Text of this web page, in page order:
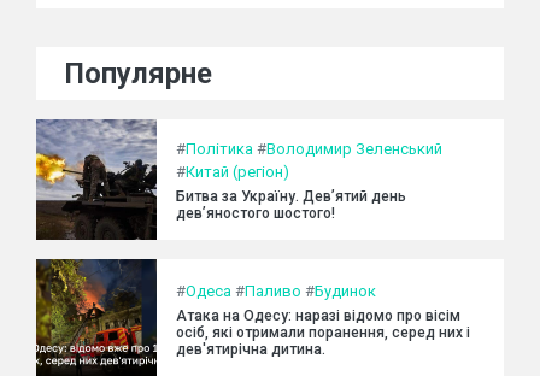
Популярне
#Політика #Володимир Зеленський
#Китай (регіон)
Битва за Україну. Дев’ятий день
дев’яностого шостого!
#Одеса #Паливо #Будинок
Атака на Одесу: наразі відомо про вісім
осіб, які отримали поранення, серед них і
дев'ятирічна дитина.